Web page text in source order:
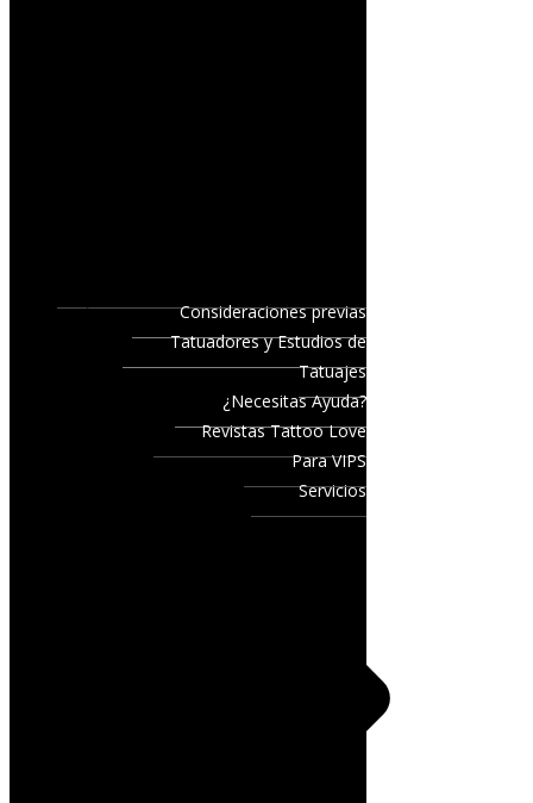
Consideraciones previas
Tatuadores y Estudios de
Tatuajes
¿Necesitas Ayuda?
Revistas Tattoo Love
Para VIPS
Servicios